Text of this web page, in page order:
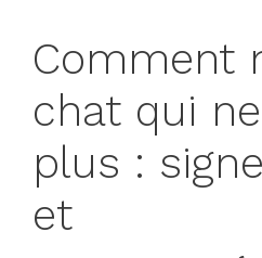
Comment
chat qui
plus :
et